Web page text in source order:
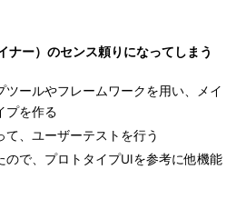
ナー）のセンス頼りになってしまう
ツールやフレームワークを用い、メイ
プを作る
て、ユーザーテストを行う
ので、プロトタイプUIを参考に他機能